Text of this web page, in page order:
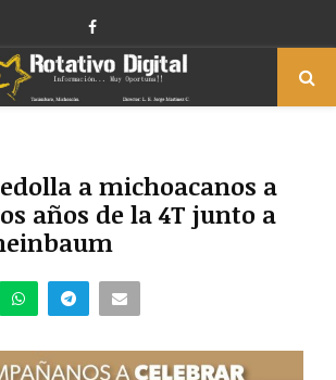
Facebook
a michoacanos a
años de la 4T junto a